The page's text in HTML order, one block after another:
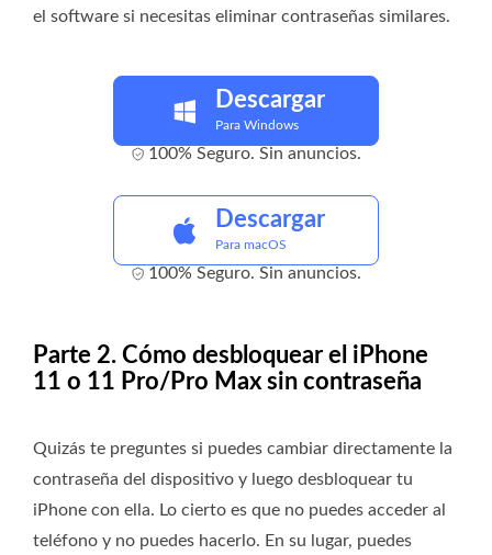
el software si necesitas eliminar contraseñas similares.
Descargar
Para Windows
100% Seguro. Sin anuncios.
Descargar
Para macOS
100% Seguro. Sin anuncios.
Parte 2. Cómo desbloquear el iPhone
11 o 11 Pro/Pro Max sin contraseña
Quizás te preguntes si puedes cambiar directamente la
contraseña del dispositivo y luego desbloquear tu
iPhone con ella. Lo cierto es que no puedes acceder al
teléfono y no puedes hacerlo. En su lugar, puedes